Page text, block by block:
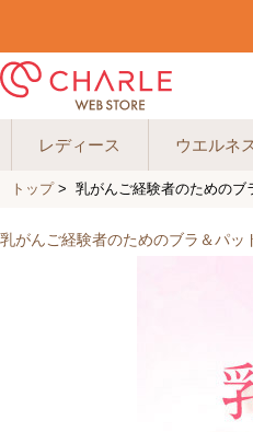
レディース ウエルネ
トップ> 乳がんご経験者のためのブ
乳がんご経験者のためのブラ＆パッ